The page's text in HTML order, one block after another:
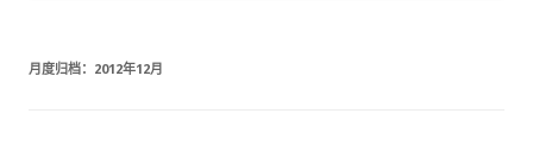
月度归档： 2012年12月